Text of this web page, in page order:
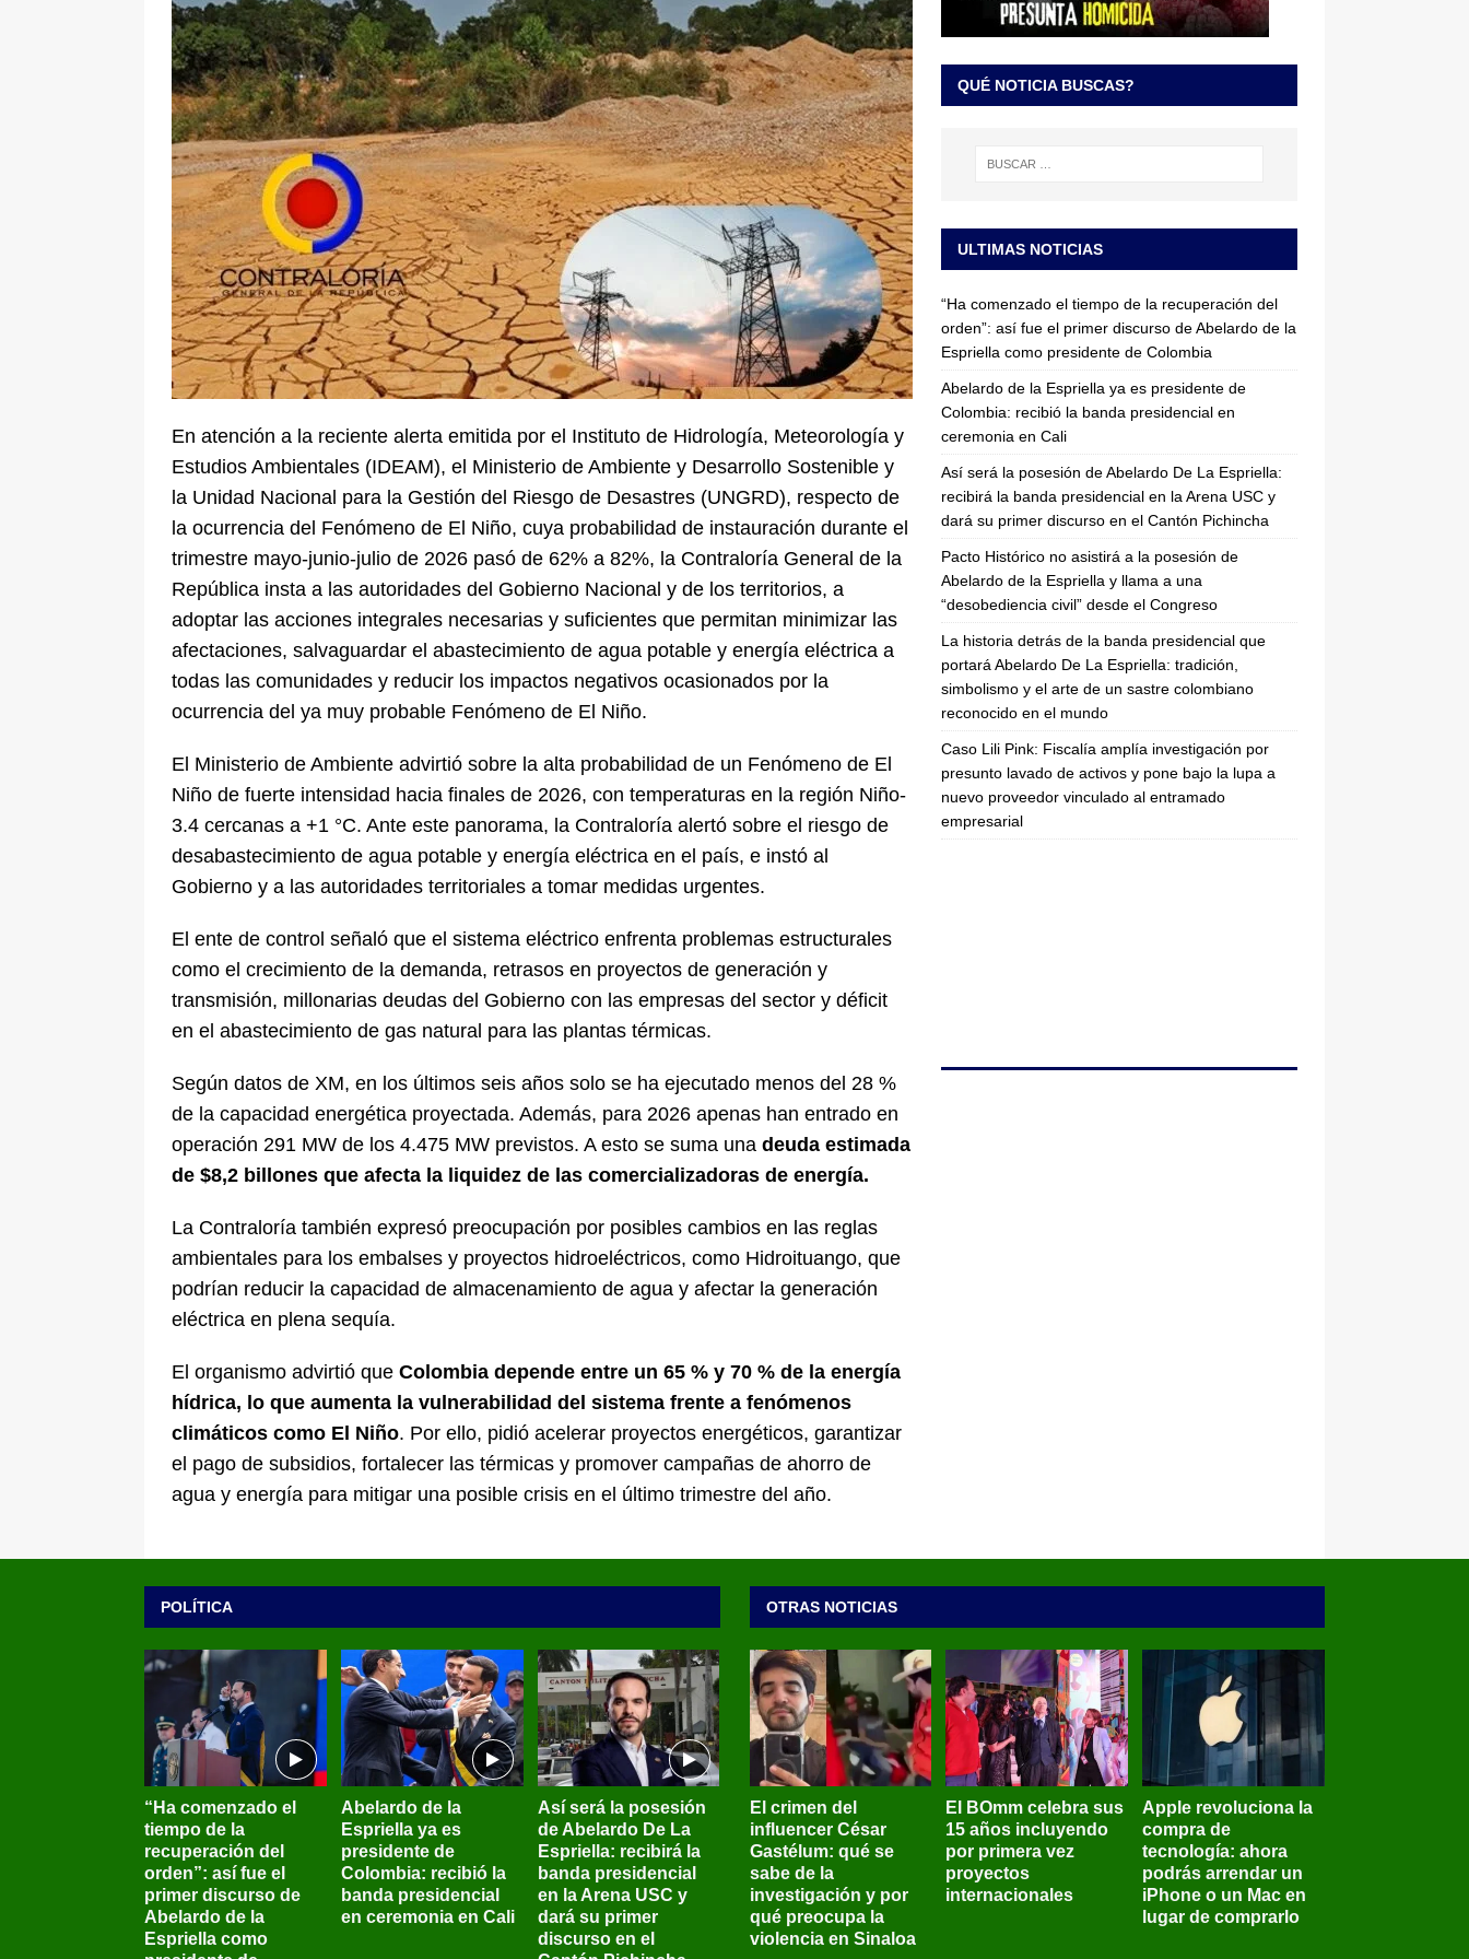
[ 6 de agosto de 2026 ] La historia detrás de la banda presidencial que portará Abelardo De La
Espriella: tradición, simbolismo y el arte de un sastre colombiano reconocido en el mundo LO
ÚLTIMO
En atención a la reciente alerta emitida por el Instituto de Hidrología, Meteorología y
Estudios Ambientales (IDEAM), el Ministerio de Ambiente y Desarrollo Sostenible y
la Unidad Nacional para la Gestión del Riesgo de Desastres (UNGRD), respecto de
la ocurrencia del Fenómeno de El Niño, cuya probabilidad de instauración durante el
trimestre mayo-junio-julio de 2026 pasó de 62% a 82%, la Contraloría General de la
República insta a las autoridades del Gobierno Nacional y de los territorios, a
adoptar las acciones integrales necesarias y suficientes que permitan minimizar las
afectaciones, salvaguardar el abastecimiento de agua potable y energía eléctrica a
todas las comunidades y reducir los impactos negativos ocasionados por la
ocurrencia del ya muy probable Fenómeno de El Niño.
El Ministerio de Ambiente advirtió sobre la alta probabilidad de un Fenómeno de El
Niño de fuerte intensidad hacia finales de 2026, con temperaturas en la región Niño-
3.4 cercanas a +1 °C. Ante este panorama, la Contraloría alertó sobre el riesgo de
desabastecimiento de agua potable y energía eléctrica en el país, e instó al
Gobierno y a las autoridades territoriales a tomar medidas urgentes.
El ente de control señaló que el sistema eléctrico enfrenta problemas estructurales
como el crecimiento de la demanda, retrasos en proyectos de generación y
transmisión, millonarias deudas del Gobierno con las empresas del sector y déficit
en el abastecimiento de gas natural para las plantas térmicas.
Según datos de XM, en los últimos seis años solo se ha ejecutado menos del 28 %
de la capacidad energética proyectada. Además, para 2026 apenas han entrado en
operación 291 MW de los 4.475 MW previstos. A esto se suma una deuda estimada
de $8,2 billones que afecta la liquidez de las comercializadoras de energía.
La Contraloría también expresó preocupación por posibles cambios en las reglas
ambientales para los embalses y proyectos hidroeléctricos, como Hidroituango, que
podrían reducir la capacidad de almacenamiento de agua y afectar la generación
eléctrica en plena sequía.
El organismo advirtió que Colombia depende entre un 65 % y 70 % de la energía
hídrica, lo que aumenta la vulnerabilidad del sistema frente a fenómenos
climáticos como El Niño. Por ello, pidió acelerar proyectos energéticos, garantizar
el pago de subsidios, fortalecer las térmicas y promover campañas de ahorro de
agua y energía para mitigar una posible crisis en el último trimestre del año.
QUÉ NOTICIA BUSCAS?
ULTIMAS NOTICIAS
“Ha comenzado el tiempo de la recuperación del
orden”: así fue el primer discurso de Abelardo de la
Espriella como presidente de Colombia
Abelardo de la Espriella ya es presidente de
Colombia: recibió la banda presidencial en
ceremonia en Cali
Así será la posesión de Abelardo De La Espriella:
recibirá la banda presidencial en la Arena USC y
dará su primer discurso en el Cantón Pichincha
Pacto Histórico no asistirá a la posesión de
Abelardo de la Espriella y llama a una
“desobediencia civil” desde el Congreso
La historia detrás de la banda presidencial que
portará Abelardo De La Espriella: tradición,
simbolismo y el arte de un sastre colombiano
reconocido en el mundo
Caso Lili Pink: Fiscalía amplía investigación por
presunto lavado de activos y pone bajo la lupa a
nuevo proveedor vinculado al entramado
empresarial
POLÍTICA
“Ha comenzado el
tiempo de la
recuperación del
orden”: así fue el
primer discurso de
Abelardo de la
Espriella como
Abelardo de la
Espriella ya es
presidente de
Colombia: recibió la
banda presidencial
en ceremonia en Cali
Así será la posesión
de Abelardo De La
Espriella: recibirá la
banda presidencial
en la Arena USC y
dará su primer
discurso en el
OTRAS NOTICIAS
El crimen del
influencer César
Gastélum: qué se
sabe de la
investigación y por
qué preocupa la
violencia en Sinaloa
El BOmm celebra sus
15 años incluyendo
por primera vez
proyectos
internacionales
Apple revoluciona la
compra de
tecnología: ahora
podrás arrendar un
iPhone o un Mac en
lugar de comprarlo